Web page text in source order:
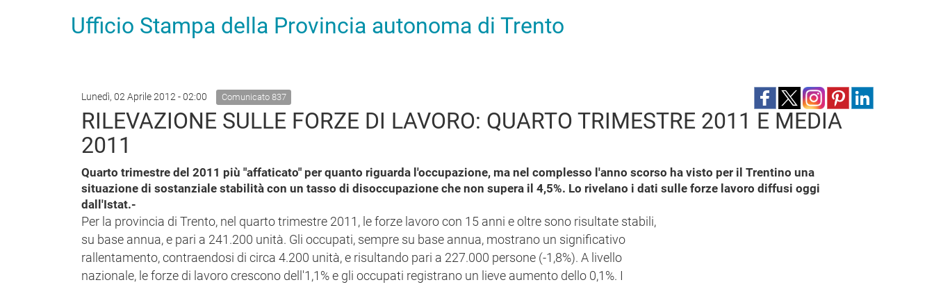
Ufficio Stampa della Provincia autonoma di Trento
Lunedì, 02 Aprile 2012 - 02:00 Comunicato 837
RILEVAZIONE SULLE FORZE DI LAVORO: QUARTO TRIMESTRE 2011 E MEDIA
2011
Quarto trimestre del 2011 più "affaticato" per quanto riguarda l'occupazione, ma nel complesso l'anno scorso ha visto per il Trentino una
situazione di sostanziale stabilità con un tasso di disoccupazione che non supera il 4,5%. Lo rivelano i dati sulle forze lavoro diffusi oggi
dall'Istat.-
Per la provincia di Trento, nel quarto trimestre 2011, le forze lavoro con 15 anni e oltre sono risultate stabili,
su base annua, e pari a 241.200 unità. Gli occupati, sempre su base annua, mostrano un significativo
rallentamento, contraendosi di circa 4.200 unità, e risultando pari a 227.000 persone (-1,8%). A livello
nazionale, le forze di lavoro crescono dell'1,1% e gli occupati registrano un lieve aumento dello 0,1%. I